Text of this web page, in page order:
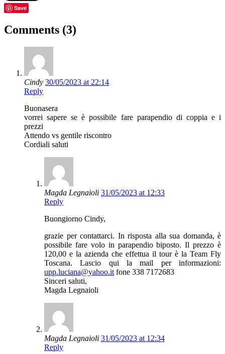
Save
Comments (3)
Cindy 30/05/2023 at 22:14
Reply
Buonasera
vorrei sapere se è possibile fare parapendio di coppia e i
prezzi
Attendo vs gentile riscontro
Cordiali saluti
Magda Legnaioli 31/05/2023 at 12:33
Reply
Buongiorno Cindy,
grazie per contattarci. In risposta alla sua domanda, è
possibile fare volo in parapendio biposto. Il prezzo è
120,00 e la azienda che effettua il tour è la Team Fly
Toscana. Lascio qui la mail per informazioni:
upp.luciana@yahoo.it fone 338 7172683
Sinceri saluti,
Magda Legnaioli
Magda Legnaioli 31/05/2023 at 12:34
Reply